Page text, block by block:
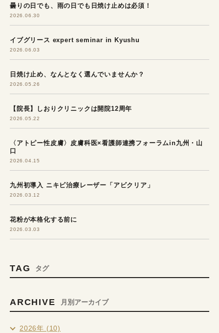
曇りの日でも、雨の日でも日焼け止めは必須！
2026.06.30
イブグリース expert seminar in Kyushu
2026.06.03
日焼け止め、なんとなく選んでいませんか？
2026.05.26
【院長】しおりクリニックは開院12周年
2026.05.22
〈アトピー性皮膚〉皮膚科医×看護師連携フォーラムin九州・山
口
2026.04.15
九州初導入 ニキビ治療レーザー「アビクリア」
2026.03.12
花粉が本格化する前に
2026.03.03
TAG タグ
ARCHIVE 月別アーカイブ
2026年 (10)